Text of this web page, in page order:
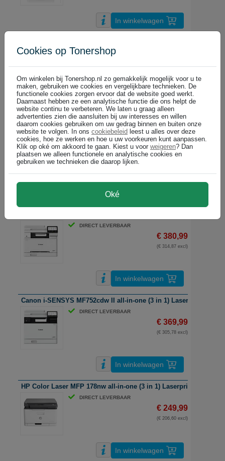
In winkelwagen
DIRECT LEVERBAAR
In winkelwagen
Canon i-SENSYS MF664Cdw all-in-one (3 in 1) Laserprinter | A4
DIRECT LEVERBAAR
€ 340,99
In winkelwagen
Canon i-SENSYS MF667Cdw all-in-one (4 in 1) Laserprinter | A4
DIRECT LEVERBAAR
€ 380,99
(€ 314,87 excl)
In winkelwagen
Canon i-SENSYS MF752cdw II all-in-one (3 in 1) Laserprinter |
DIRECT LEVERBAAR
€ 369,99
(€ 305,78 excl)
In winkelwagen
HP Color Laser MFP 178nw all-in-one (3 in 1) Laserprinter | A4 |
DIRECT LEVERBAAR
€ 249,99
(€ 206,60 excl)
In winkelwagen
Cookies op Tonershop
Om winkelen bij Tonershop.nl zo gemakkelijk mogelijk voor u te
maken, gebruiken we cookies en vergelijkbare technieken. De
functionele cookies zorgen ervoor dat de website goed werkt.
Daarnaast hebben ze een analytische functie die ons helpt de
website continu te verbeteren. We laten u graag alleen
advertenties zien die aansluiten bij uw interesses en willen
daarom cookies gebruiken om uw gedrag binnen en buiten onze
website te volgen. In ons cookiebeleid leest u alles over deze
cookies, hoe ze werken en hoe u uw voorkeuren kunt aanpassen.
Klik op oké om akkoord te gaan. Kiest u voor weigeren? Dan
plaatsen we alleen functionele en analytische cookies en
gebruiken we technieken die daarop lijken.
Oké